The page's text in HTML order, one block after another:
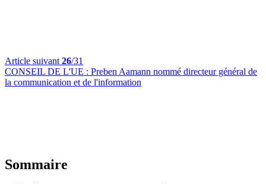
Article suivant 26/31
CONSEIL DE L'UE : Preben Aamann nommé directeur général de
la communication et de l'information
Sommaire